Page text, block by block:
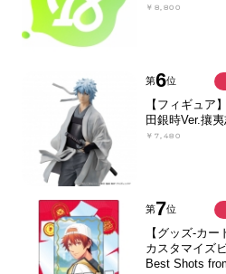
￥8,800
第6位
【フィギュア
田銀時Ver.攘
￥7,480
第7位
【グッズ-カ
カスタマイズ
Best Shots